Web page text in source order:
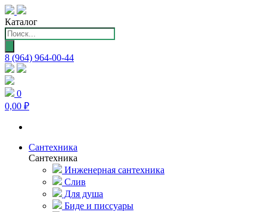
Каталог
Поиск
товаров
8 (964) 964-00-44
0
0,00 ₽
Сантехника
Сантехника
Инженерная сантехника
Слив
Для душа
Биде и писсуары